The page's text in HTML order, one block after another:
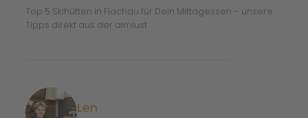
Top 5 Skihütten in Flachau für Dein Mittagessen – unsere
Tipps direkt aus der almlust
Len